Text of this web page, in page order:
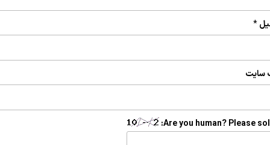
*
سایت
Are you human? Please